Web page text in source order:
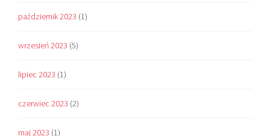
październik 2023 (1)
wrzesień 2023 (5)
lipiec 2023 (1)
czerwiec 2023 (2)
maj 2023 (1)